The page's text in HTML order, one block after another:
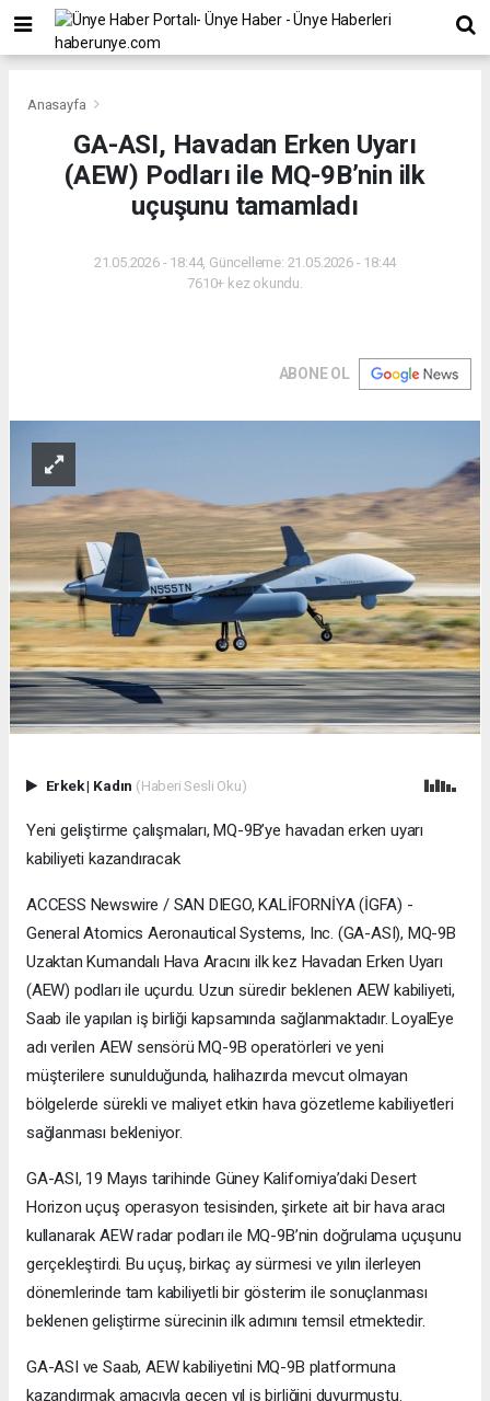
Anasayfa
GA-ASI, Havadan Erken Uyarı
(AEW) Podları ile MQ-9B’nin ilk
uçuşunu tamamladı
21.05.2026 - 18:44, Güncelleme: 21.05.2026 - 18:44
7610+ kez okundu.
ABONE OL
Erkek| Kadın (Haberi Sesli Oku)
Yeni geliştirme çalışmaları, MQ-9B’ye havadan erken uyarı
kabiliyeti kazandıracak
ACCESS Newswire / SAN DIEGO, KALİFORNİYA (İGFA) -
General Atomics Aeronautical Systems, Inc. (GA-ASI), MQ-9B
Uzaktan Kumandalı Hava Aracını ilk kez Havadan Erken Uyarı
(AEW) podları ile uçurdu. Uzun süredir beklenen AEW kabiliyeti,
Saab ile yapılan iş birliği kapsamında sağlanmaktadır. LoyalEye
adı verilen AEW sensörü MQ-9B operatörleri ve yeni
müşterilere sunulduğunda, halihazırda mevcut olmayan
bölgelerde sürekli ve maliyet etkin hava gözetleme kabiliyetleri
sağlanması bekleniyor.
GA-ASI, 19 Mayıs tarihinde Güney Kaliforniya’daki Desert
Horizon uçuş operasyon tesisinden, şirkete ait bir hava aracı
kullanarak AEW radar podları ile MQ-9B’nin doğrulama uçuşunu
gerçekleştirdi. Bu uçuş, birkaç ay sürmesi ve yılın ilerleyen
dönemlerinde tam kabiliyetli bir gösterim ile sonuçlanması
beklenen geliştirme sürecinin ilk adımını temsil etmektedir.
GA-ASI ve Saab, AEW kabiliyetini MQ-9B platformuna
kazandırmak amacıyla geçen yıl iş birliğini duyurmuştu.